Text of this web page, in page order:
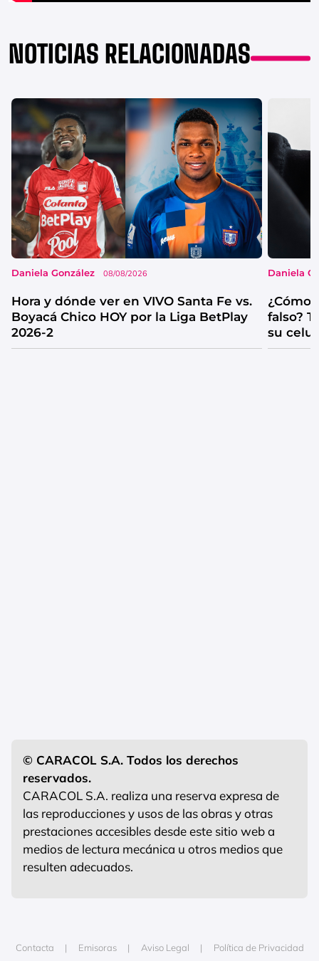
NOTICIAS RELACIONADAS
Daniela González 08/08/2026
Hora y dónde ver en VIVO Santa Fe vs.
Boyacá Chico HOY por la Liga BetPlay
2026-2
Daniela
¿Cómo
falso?
su
© CARACOL S.A. Todos los derechos
reservados.
CARACOL S.A. realiza una reserva expresa de
las reproducciones y usos de las obras y otras
prestaciones accesibles desde este sitio web a
medios de lectura mecánica u otros medios que
resulten adecuados.
Contacta Emisoras Aviso Legal
Política de Privacidad